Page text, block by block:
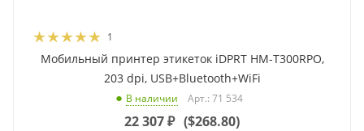
1
Мобильный принтер этикеток iDPRT HM-T300RPO,
203 dpi, USB+Bluetooth+WiFi
В наличии Арт.: 71 534
22 307₽ ($268.80)